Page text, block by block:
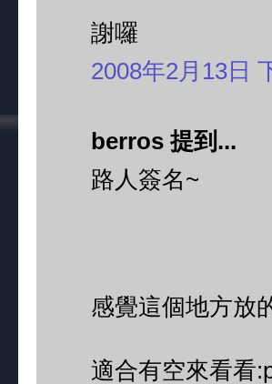
謝囉
2008年2月13日
berros 提到...
路人簽名~
感覺這個地方放
適合有空來看看